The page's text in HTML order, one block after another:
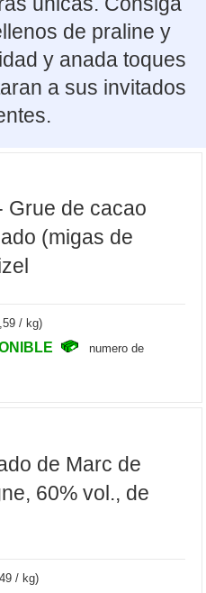
de praline y
y anada toques
a sus invitados
Grue de cacao
(migas de
/ kg)
numero de
de Marc de
60% vol., de
/ kg)